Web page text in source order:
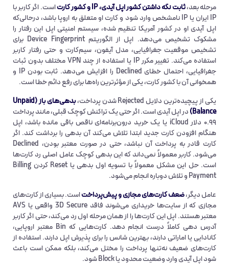
مرحله بعد،ثابت نگه داشتن کشور اپل آیدی، IP و کشور کارت
است. اگر کاربر با
IP ایران یا IP نامشخص وارد شود و کارت او متعلق به اروپا باشد، درحالی‌که
اپل آیدی او در کشور آمریکا تنظیم شده، سیستم امنیتی اپل این رفتار را
مشکوک تشخیص می‌دهد. اپل از الگوریتم Device Fingerprint برای
تشخیص موقعیت جغرافیایی، مدل آیفون، سیم‌کارت و حتی رفتار کاربر
استفاده می‌کند. تغییر مکرر IP یا استفاده از چند VPN مختلف بدون ثبات
جغرافیایی، احتمال خطای Declined را افزایش می‌دهد. ثابت بودن IP و
همخوانی آن با کشور کارت، یکی از مؤثرترین راه‌ها برای رفع دائم خطا است.
یکی از پیچیده‌ترین دلایل Rejected شدن پرداخت،
بدهی‌های باز (Unpaid
Balance) در اپل آیدی است. اگر حتی یک تراکنش کوچک قبلی، مانند پرداخت
۰.۹۹ دلار iCloud یا یک خرید درون‌برنامه‌ای ناقص باقی مانده باشد، اپل
هنگام افزودن کارت جدید ابتدا تلاش می‌کند آن بدهی را برداشت کند. اگر
کارت قادر به پرداخت آن نباشد، حتی در صورت معتبر بودن، Declined
می‌شود. کاربر معمولاً نمی‌داند که این بدهی کوچک عامل اصلی رد کارت‌ها
است. حل این مشکل معمولاً با تسویه اول بدهی یا Reset کردن Billing
Payment و تلاش دوباره انجام می‌شود.
عامل دیگر،ضعف کارت‌های مجازی و پیش‌پرداختاست. بسیاری از کارت‌های
مجازی که از سایت‌ها خریداری می‌شوند فاقد 3D Secure واقعی یا AVS
معتبر هستند. اپل این کارت‌ها را از همان مرحله اول رد می‌کند، حتی اگر کاربر
آدرس‌ دهی کاملاً درست انجام دهد. کارت‌هایی که Bin معتبر اروپایی،
کانادایی یا اماراتی دارند، بهترین شانس را برای پذیرش اپل دارند. استفاده از
کارت‌های ضعیف نه‌تنها پرداخت را مختل می‌کند، بلکه ممکن است باعث
شود اپل آیدی وارد وضعیت محدود یا Block شود.